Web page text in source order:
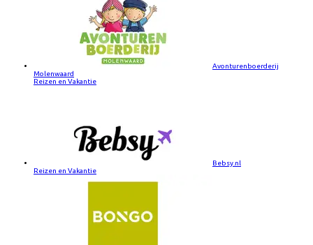
Avonturenboerderij
Molenwaard
Reizen en Vakantie
Bebsy.nl
Reizen en Vakantie